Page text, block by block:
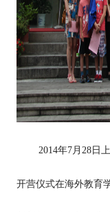
2014年7月28日
开营仪式在海外教育